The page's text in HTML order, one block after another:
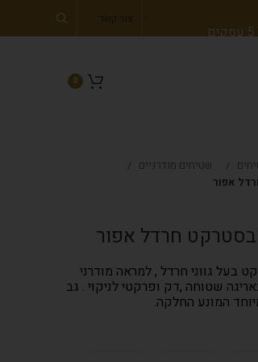
צור קשר
0
שטיחים מודרניים
אפור
חרדל אפור
בעל גווני חרדל , למראה מודרני
שטוחה ,דק ופרקטי לניקוי . גב
המונע החלקה.